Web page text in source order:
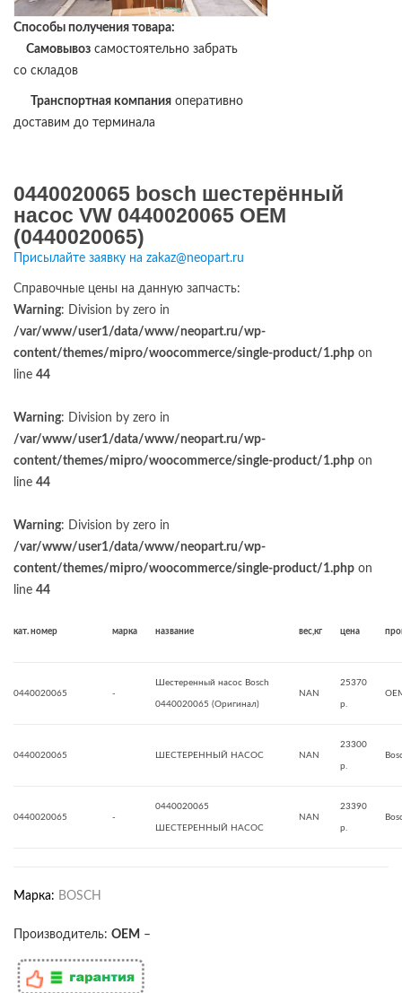
Способы получения товара:
Самовывоз самостоятельно забрать
со складов
Транспортная компания оперативно
доставим до терминала
0440020065 bosch шестерённый
насос VW 0440020065 OEM
(0440020065)
Присылайте заявку на zakaz@neopart.ru
Справочные цены на данную запчасть:
Warning: Division by zero in
/var/www/user1/data/www/neopart.ru/wp-
content/themes/mipro/woocommerce/single-product/1.php on
line 44
Warning: Division by zero in
/var/www/user1/data/www/neopart.ru/wp-
content/themes/mipro/woocommerce/single-product/1.php on
line 44
Warning: Division by zero in
/var/www/user1/data/www/neopart.ru/wp-
content/themes/mipro/woocommerce/single-product/1.php on
line 44
кат. номер марка название вес,кг цена
0440020065 -
Шестеренный насос Bosch
0440020065 (Оригинал)
NAN
25370
р.
0440020065 ШЕСТЕРЕННЫЙ НАСОС NAN
23300
р.
0440020065 -
0440020065
ШЕСТЕРЕННЫЙ НАСОС
NAN
23390
р.
Марка: BOSCH
Производитель: OEM –